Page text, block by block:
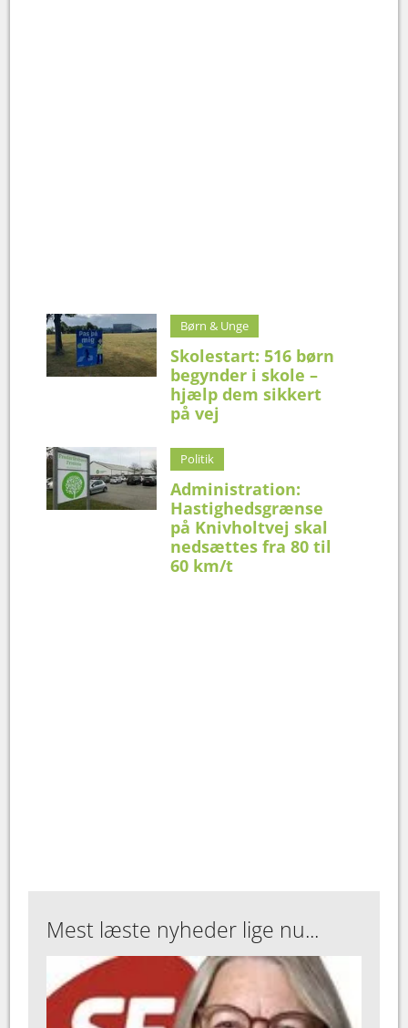
Børn & Unge
Skolestart: 516 børn
begynder i skole –
hjælp dem sikkert
på vej
Politik
Administration:
Hastighedsgrænse
på Knivholtvej skal
nedsættes fra 80 til
60 km/t
Mest læste nyheder lige nu...